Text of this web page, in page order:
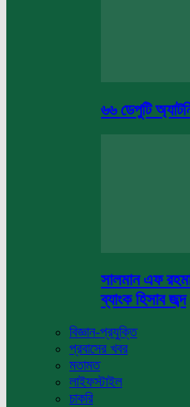
৬৬ ডেপুটি
সালমান এফ
ব্যাংক হিসাব জব্দ
বিজ্ঞান-প্রযুক্তি
প্রবাসের খবর
মতামত
লাইফস্টাইল
চাকরি